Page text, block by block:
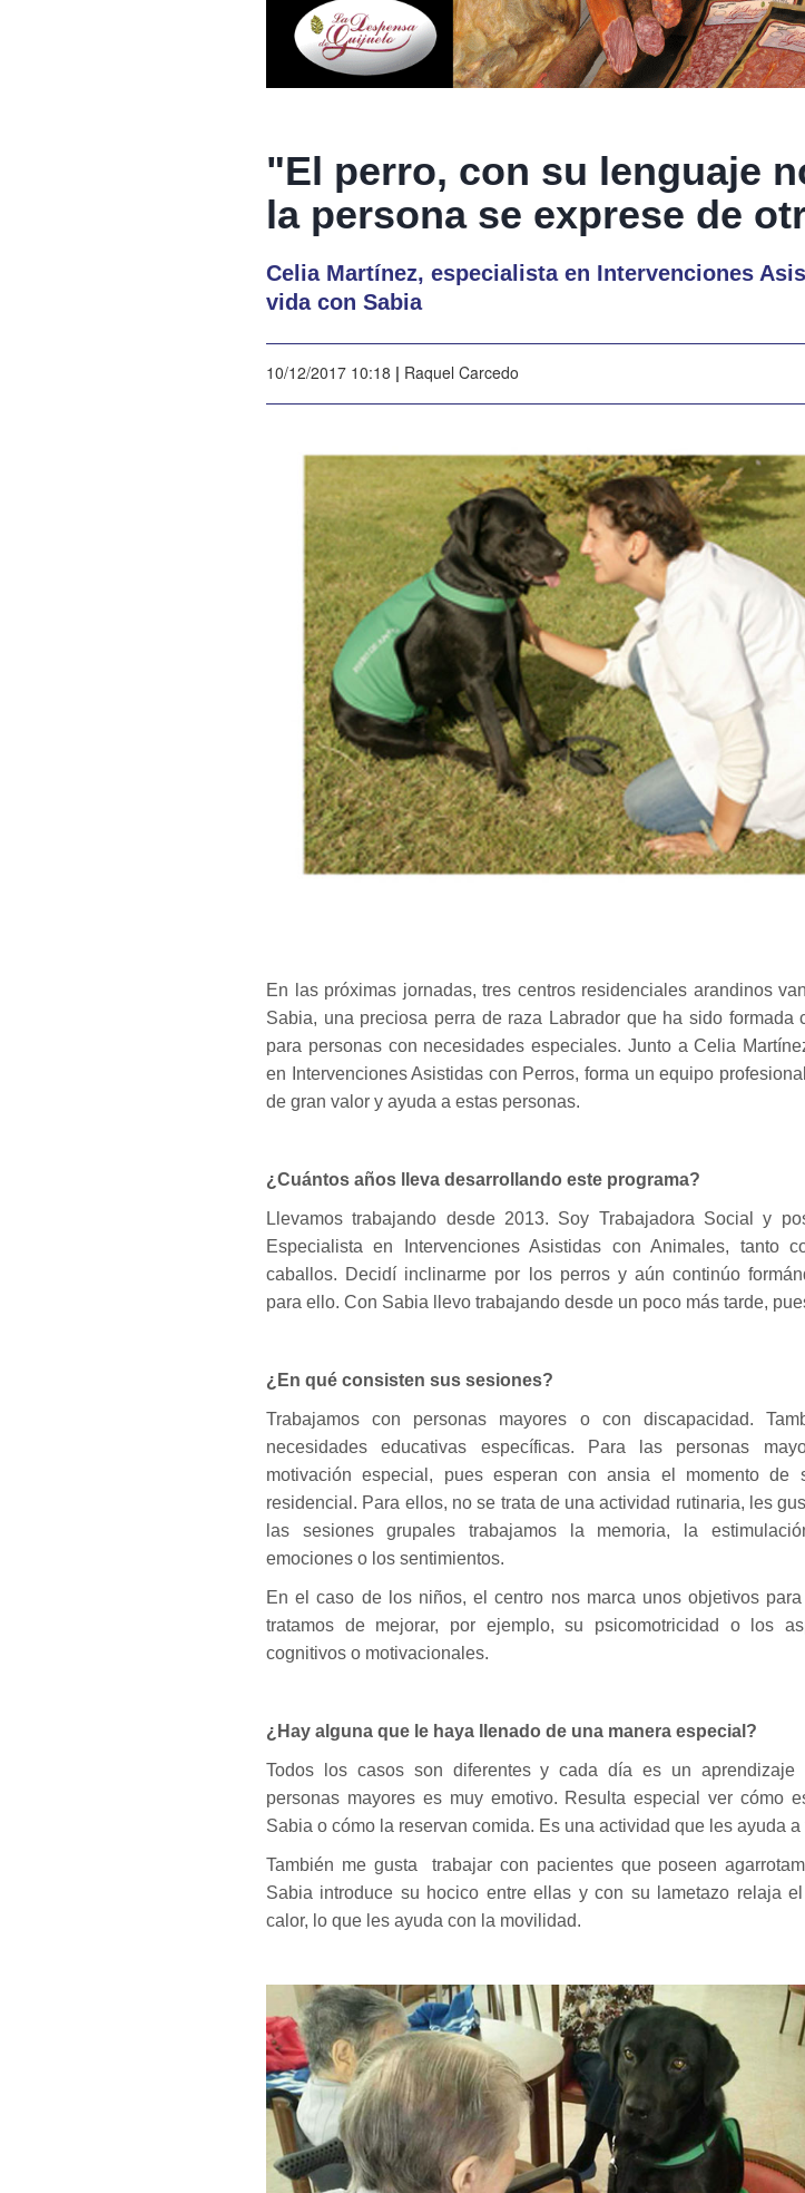
"El perro, con su lenguaje
la persona se exprese de
Celia Martínez, especialista en Intervenciones
vida con Sabia
10/12/2017 10:18 | Raquel Carcedo
En las próximas jornadas, tres centros residenciales arandinos
Sabia, una preciosa perra de raza Labrador que ha sido formada
para personas con necesidades especiales. Junto a Celia
en Intervenciones Asistidas con Perros, forma un equipo
de gran valor y ayuda a estas personas.
¿Cuántos años lleva desarrollando este programa?
Llevamos trabajando desde 2013. Soy Trabajadora Social y
Especialista en Intervenciones Asistidas con Animales, tanto
caballos. Decidí inclinarme por los perros y aún continúo
para ello. Con Sabia llevo trabajando desde un poco más tarde,
¿En qué consisten sus sesiones?
Trabajamos con personas mayores o con discapacidad.
necesidades educativas específicas. Para las personas
motivación especial, pues esperan con ansia el momento de
residencial. Para ellos, no se trata de una actividad rutinaria, les
las sesiones grupales trabajamos la memoria, la
emociones o los sentimientos.
En el caso de los niños, el centro nos marca unos objetivos
tratamos de mejorar, por ejemplo, su psicomotricidad o los
cognitivos o motivacionales.
¿Hay alguna que le haya llenado de una manera especial?
Todos los casos son diferentes y cada día es un aprendizaje
personas mayores es muy emotivo. Resulta especial ver cómo
Sabia o cómo la reservan comida. Es una actividad que les ayuda
También me gusta trabajar con pacientes que poseen
Sabia introduce su hocico entre ellas y con su lametazo relaja
calor, lo que les ayuda con la movilidad.